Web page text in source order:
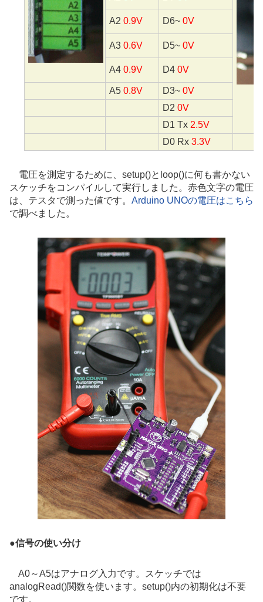
A2 0.9V D6~ 0V
A3 0.6V D5~ 0V
A4 0.9V D4 0V
A5 0.8V D3~ 0V
D2 0V
D1 Tx 2.5V
D0 Rx 3.3V
電圧を測定するために、setup()とloop()に何も書かない
スケッチをコンパイルして実行しました。赤色文字の電圧
は、テスタで測った値です。 Arduino UNOの電圧はこちら
で調べました。
●信号の使い分け
A0～A5はアナログ入力です。スケッチでは
analogRead()関数を使います。setup()内の初期化は不要
です。